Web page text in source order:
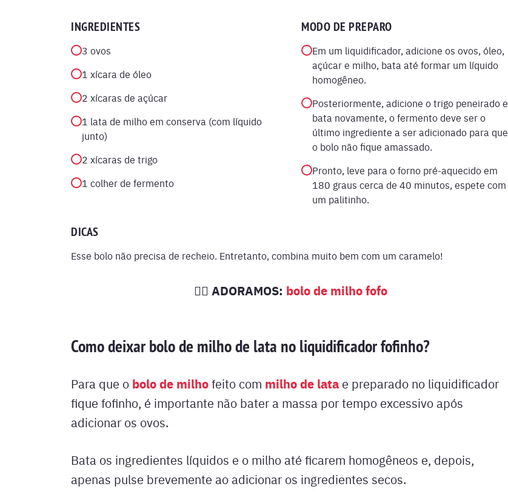
INGREDIENTES
3 ovos
1 xícara de óleo
2 xícaras de açúcar
1 lata de milho em conserva (com líquido
junto)
2 xícaras de trigo
1 colher de fermento
MODO DE PREPARO
Em um liquidificador, adicione os ovos, óleo,
açúcar e milho, bata até formar um líquido
homogêneo.
Posteriormente, adicione o trigo peneirado e
bata novamente, o fermento deve ser o
último ingrediente a ser adicionado para que
o bolo não fique amassado.
Pronto, leve para o forno pré-aquecido em
180 graus cerca de 40 minutos, espete com
um palitinho.
DICAS
Esse bolo não precisa de recheio. Entretanto, combina muito bem com um caramelo!
❤️‍🔥 ADORAMOS: bolo de milho fofo
Como deixar bolo de milho de lata no liquidificador fofinho?
Para que o bolo de milhofeito com milho de lata e preparado no liquidificador
fique fofinho, é importante não bater a massa por tempo excessivo após
adicionar os ovos.
Bata os ingredientes líquidos e o milho até ficarem homogêneos e, depois,
apenas pulse brevemente ao adicionar os ingredientes secos.